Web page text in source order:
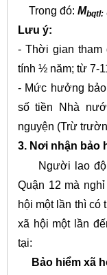
Trong đó: Mbqtl:
Lưu ý:
- Thời gian tham
tính ½ năm; từ 7-
- Mức hưởng
số tiền Nhà
nguyện (Trừ
3. Nơi nhận bảo
Người lao
Quận 12 mà
hội một lần thì có
xã hội một lần
tại:
Bảo hiểm xã